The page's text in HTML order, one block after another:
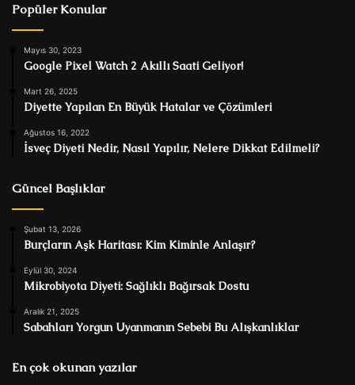
Popüler Konular
Mayıs 30, 2023
Google Pixel Watch 2 Akıllı Saati Geliyor!
Mart 26, 2025
Diyette Yapılan En Büyük Hatalar ve Çözümleri
Ağustos 16, 2022
İsveç Diyeti Nedir, Nasıl Yapılır, Nelere Dikkat Edilmeli?
Güncel Başlıklar
Şubat 13, 2026
Burçların Aşk Haritası: Kim Kiminle Anlaşır?
Eylül 30, 2024
Mikrobiyota Diyeti: Sağlıklı Bağırsak Dostu
Aralık 21, 2025
Sabahları Yorgun Uyanmanın Sebebi Bu Alışkanlıklar
En çok okunan yazılar